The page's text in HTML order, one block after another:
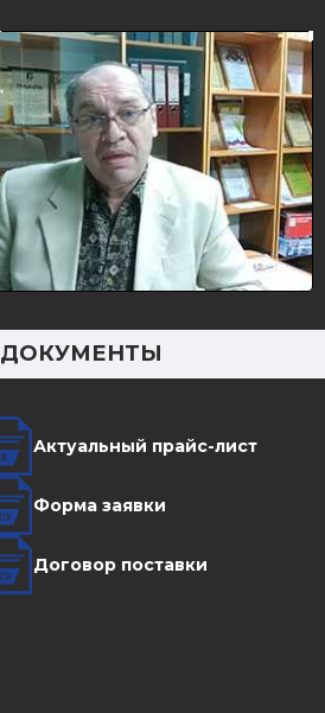
ДОКУМЕНТЫ
Актуальный прайс-лист
Форма заявки
Договор поставки